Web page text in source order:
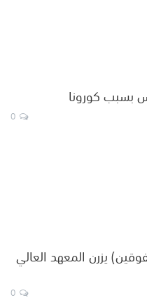
بسبب كورونا
يزرن المعهد العالي